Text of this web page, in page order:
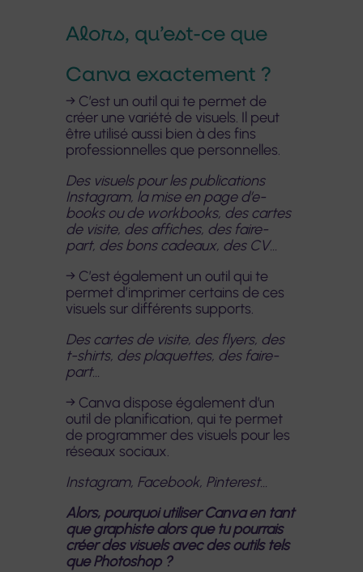
Alors, qu’est-ce que
Canva exactement ?
→ C’est un outil qui te permet de
créer une variété de visuels. Il peut
être utilisé aussi bien à des fins
professionnelles que personnelles.
Des visuels pour les publications
Instagram, la mise en page d’e-
books ou de workbooks, des cartes
de visite, des affiches, des faire-
part, des bons cadeaux, des CV…
→ C’est également un outil qui te
permet d’imprimer certains de ces
visuels sur différents supports.
Des cartes de visite, des flyers, des
t-shirts, des plaquettes, des faire-
part…
→ Canva dispose également d’un
outil de planification, qui te permet
de programmer des visuels pour les
réseaux sociaux.
Instagram, Facebook, Pinterest…
Alors, pourquoi utiliser Canva en tant
que graphiste alors que tu pourrais
créer des visuels avec des outils tels
que Photoshop ?